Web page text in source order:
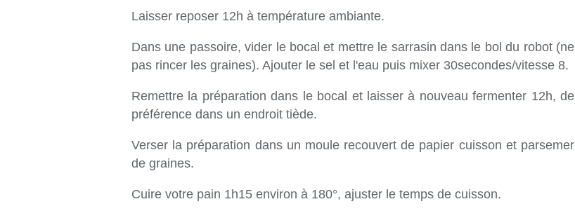
Laisser reposer 12h à température ambiante.
Dans une passoire, vider le bocal et mettre le sarrasin dans le bol du robot (ne
pas rincer les graines). Ajouter le sel et l'eau puis mixer 30secondes/vitesse 8.
Remettre la préparation dans le bocal et laisser à nouveau fermenter 12h, de
préférence dans un endroit tiède.
Verser la préparation dans un moule recouvert de papier cuisson et parsemer
de graines.
Cuire votre pain 1h15 environ à 180°, ajuster le temps de cuisson.